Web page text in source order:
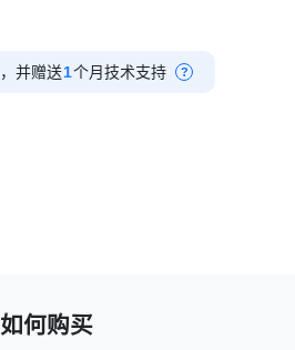
，并赠送1个月技术支持 ?
如何购买